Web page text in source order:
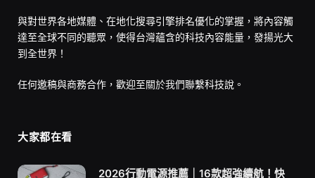
與對世界各地媒體、在地化搜尋引擎排名優化的掌握，將內容觸
達至全球不同的聽眾，使得台灣蘊含的科技內容能量，發揚光大
到全世界！
任何邀稿與商務合作，歡迎至關於我們聯繫科技說。
大家都在看
2026行動電源推薦｜16款超強續航！快